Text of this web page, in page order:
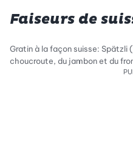
Faiseurs de
Gratin à la façon suisse: Spätzli
choucroute, du jambon et du